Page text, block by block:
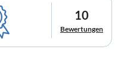
10
Bewertungen